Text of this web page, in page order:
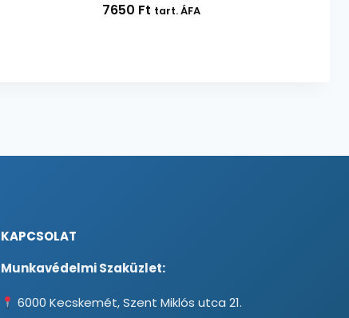
7650 Ft tart. ÁFA
KAPCSOLAT
Munkavédelmi Szaküzlet:
6000 Kecskemét, Szent Miklós utca 21.